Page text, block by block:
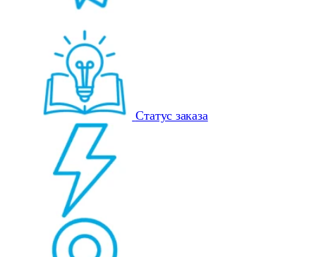
Статус заказа